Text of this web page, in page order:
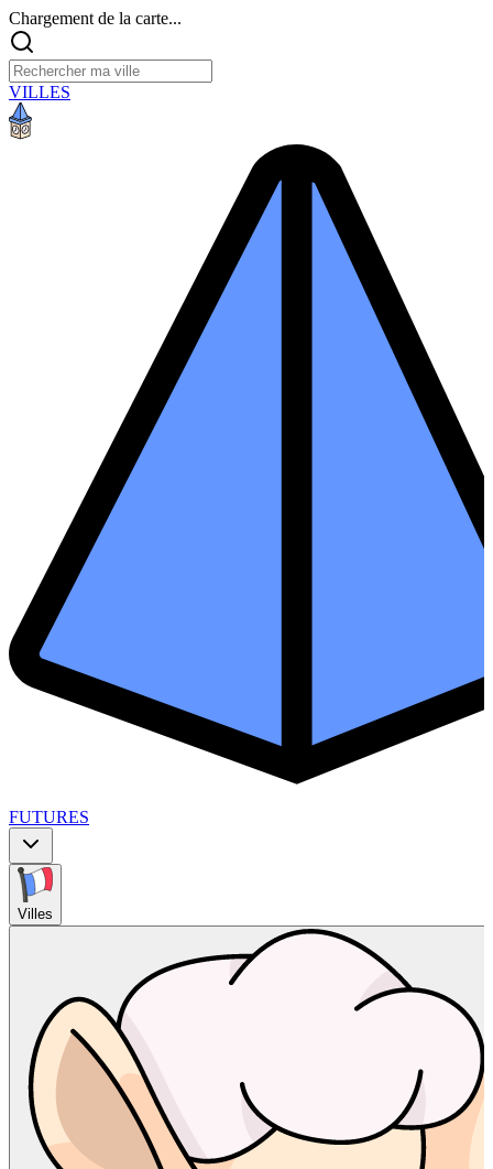
Chargement de la carte...
VILLES
FUTURES
Villes